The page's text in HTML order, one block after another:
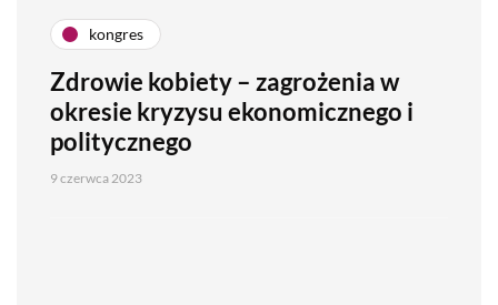
kongres
Zdrowie kobiety – zagrożenia w
okresie kryzysu ekonomicznego i
politycznego
9 czerwca 2023